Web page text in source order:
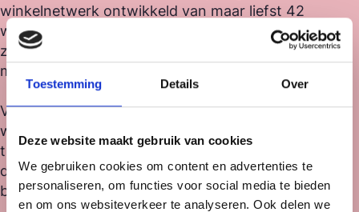
Toestemming Details Over
Deze website maakt gebruik van cookies
We gebruiken cookies om content en advertenties te
personaliseren, om functies voor social media te bieden
en om ons websiteverkeer te analyseren. Ook delen we
winkelnetwerk ontwikkeld van maar liefst 42
winkels, verspreid door het land. De winkels
zorgen al jaren voor een grote bijdrage aan de
missie van Terre des Hommes.
Vanaf 2025 voegen we hier met trots onze
webshop aan toe. Zo kun je ook online neuzen
tussen de parels uit onze winkels én kun je de
duurzame collectie met ons eigen “Designed to
be Kind” label bestellen.